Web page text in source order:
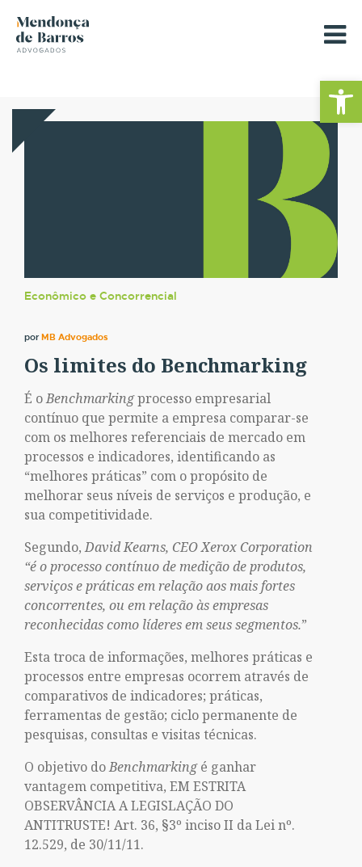
Barra de
Econômico e Concorrencial
porMB Advogados
Os limites do Benchmarking
É oBenchmarkingprocesso empresarial
contínuo que permite a empresa comparar-se
com os melhores referenciais de mercado em
processos e indicadores, identificando as
“melhores práticas” com o propósito de
melhorar seus níveis de serviços e produção, e
sua competitividade.
Segundo,David Kearns, CEO Xerox Corporation
“é o processo contínuo de medição de produtos,
serviços e práticas em relação aos mais fortes
concorrentes, ou em relação às empresas
reconhecidas como líderes em seus segmentos.”
Esta troca de informações, melhores práticas e
processos entre empresas ocorrem através de
comparativos de indicadores; práticas,
ferramentas de gestão; ciclo permanente de
pesquisas, consultas e visitas técnicas.
O objetivo doBenchmarkingé ganhar
vantagem competitiva, EM ESTRITA
OBSERVÂNCIA A LEGISLAÇÃO DO
ANTITRUSTE! Art. 36, §3º inciso II da Lei nº.
12.529, de 30/11/11.